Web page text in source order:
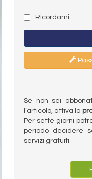
Ricordami
Se non sei
l’articolo, attiva la
Per sette giorni
periodo decidere
servizi gratuiti.